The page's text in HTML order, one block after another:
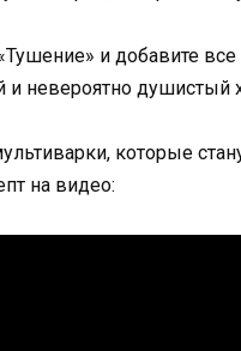
и добавите
и невероятно душистый
на видео: